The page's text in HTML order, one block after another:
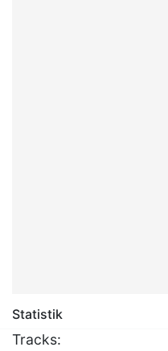
Statistik
Tracks: